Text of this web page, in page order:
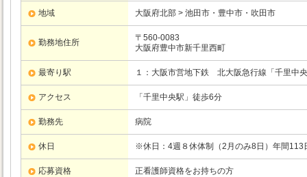
地域 大阪府北部 > 池田市・豊中市・吹田市
勤務地住所
〒560-0083
大阪府豊中市新千里西町
最寄り駅 １：大阪市営地下鉄 北大阪急行線 「千里中
アクセス 「千里中央駅」徒歩6分
勤務先 病院
休日 ※休日：4週８休体制（2月のみ8日）年間113
応募資格 正看護師資格をお持ちの方